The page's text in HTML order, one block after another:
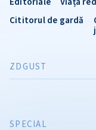
SPECIAL
Cititorul de gardă
ZDGUST